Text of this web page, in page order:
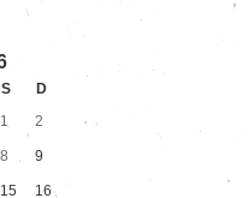
S
D
1
2
8 9
15 16